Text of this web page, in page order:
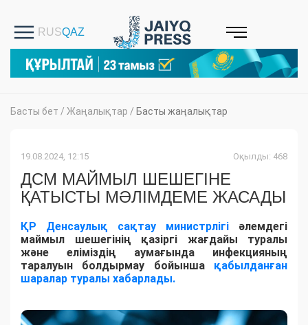
Басты бет / Жаңалықтар / Басты жаңалықтар
19.08.2024, 12:15 Оқылды: 468
ДСМ МАЙМЫЛ ШЕШЕГІНЕ
ҚАТЫСТЫ МӘЛІМДЕМЕ ЖАСАДЫ
ҚР Денсаулық сақтау министрлігі әлемдегі
маймыл шешегінің қазіргі жағдайы туралы
және еліміздің аумағында инфекцияның
таралуын болдырмау бойынша қабылданған
шаралар туралы хабарлады.